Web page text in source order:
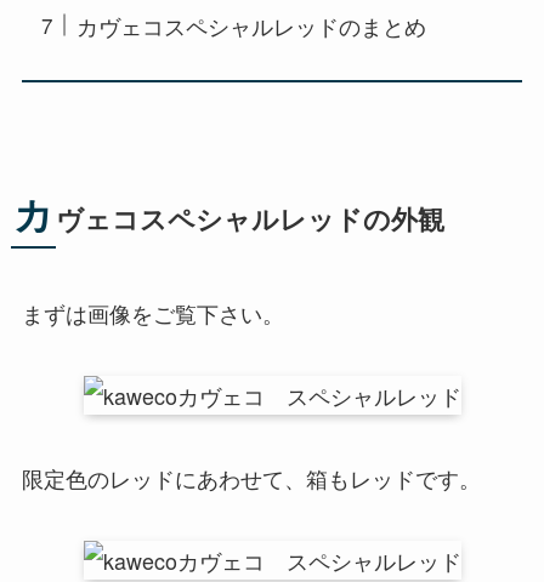
カヴェコスペシャルレッドのまとめ
カ ヴェコスペシャルレッドの外観
まずは画像をご覧下さい。
限定色のレッドにあわせて、箱もレッドです。